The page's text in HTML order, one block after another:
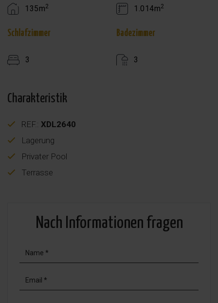
135m2 1.014m2
Schlafzimmer
3
Badezimmer
3
Charakteristik
REF.: XDL2640
Lagerung
Privater Pool
Terrasse
Nach Informationen fragen